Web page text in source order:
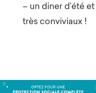
– un diner d’été
très conviviaux !